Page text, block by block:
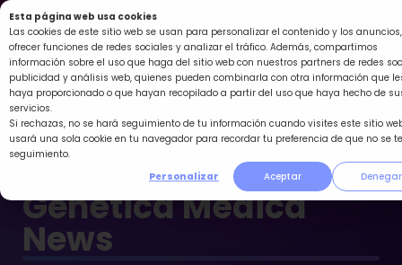
Esta página web usa cookies
Las cookies de este sitio web se usan para personalizar el contenido y los anuncios,
ofrecer funciones de redes sociales y analizar el tráfico. Además, compartimos
información sobre el uso que haga del sitio web con nuestros partners de redes
publicidad y análisis web, quienes pueden combinarla con otra información que
haya proporcionado o que hayan recopilado a partir del uso que haya hecho de
servicios.
Si rechazas, no se hará seguimiento de tu información cuando visites este sitio
usará una sola cookie en tu navegador para recordar tu preferencia de que no se
seguimiento.
Personalizar
Aceptar Denegar
Ir
al
contenido
Genética Médica
News